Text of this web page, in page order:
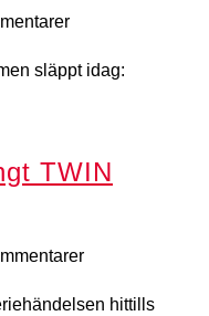
släppt idag:
TWIN
hittills